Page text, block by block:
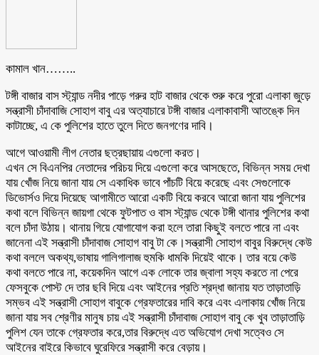
কামাল খান……..
টঙ্গী বাজার বাস স্ট্যান্ড নদীর পাড়ে গরুর হাট বাজার থেকে শুরু করে পুরো এলাকা জুড়ে
সন্ত্রাসী চাঁদাবাজি সোহাগ বাবু এর অত্যাচারে টঙ্গী বাজার এলাকাবাসী আতঙ্কে দিন
কাটাচ্ছে, এ কে পুলিশের হাতে তুলে দিতে জনগণের দাবি।
আগে আওয়ামী লীগ নেতার ছত্রছায়ায় এগুলো করত।
এখন সে বিএনপির নেতাদের পরিচয় দিয়ে এগুলো করে আসছেতে, বিভিন্ন সময় দেখা
যায় খোঁজ নিয়ে জানা যায় সে একাধিক ভাবে পাঁচটি বিয়ে করেছে এবং সেগুলোকে
ডিভোর্সও দিয়ে দিয়েছে আগামীতে আরো একটি বিয়ে করবে আরো জানা যায় পুলিশের
কথা বলে বিভিন্ন জায়গা থেকে ফুটপাত ও বাস স্ট্যান্ড থেকে টঙ্গী থানার পুলিশের কথা
বলে চাঁদা উঠায়। থানায় গিয়ে যোগাযোগ করা হলে তারা কিছুই বলতে পারে না এবং
জানেনা এই সন্ত্রাসী চাঁদাবাজ সোহাগ বাবু টা কে।সন্ত্রাসী সোহাগ বাবুর বিরুদ্ধে কেউ
কথা বললে অকথ্য,ভাষায় গালিগালাজ হুমকি ধামকি দিয়েই থাকে। তার বয়ে কেউ
কথা বলতে পারে না, কয়েকদিন আগে এক লোকে তার জ্বালা সহ্য করতে না পেরে
ফেসবুকে পোস্ট দে তার ছবি দিয়ে এবং আইনের প্রতি শ্রদ্ধা জানায় যত তাড়াতাড়ি
সম্ভব এই সন্ত্রাসী সোহাগ বাবুকে গ্রেফতারের দাবি করে এবং এলাকায় খোঁজ নিয়ে
জানা যায় সব শ্রেণীর মানুষ চায় এই সন্ত্রাসী চাঁদাবাজ সোহাগ বাবু কে খুব তাড়াতাড়ি
পুলিশ যেন তাকে গ্রেফতার করে,তার বিরুদ্ধে এত অভিযোগ দেখা সত্বেও সে
আইনের বাইরে কিভাবে ঘুরেফিরে সন্ত্রাসী করে বেড়ায়।